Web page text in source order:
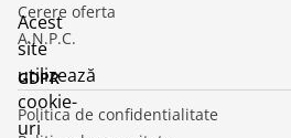
Cerere oferta
A.N.P.C.
GDPR
Politica de confidentialitate
Acest
site
utilizează
cookie-
uri